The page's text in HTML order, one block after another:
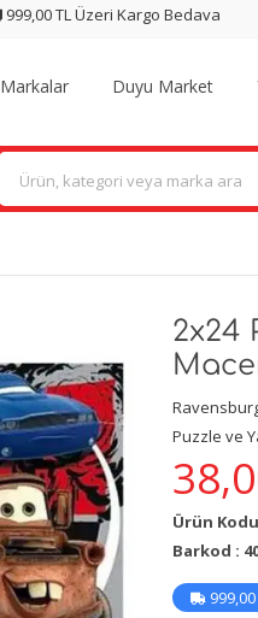
999,00 TL Üzeri Kargo Bedava
Markalar Duyu Market
2x24
Puzzle ve
Ürün
Barkod :